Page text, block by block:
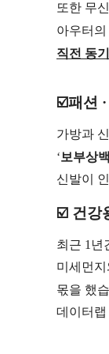
또한 무
아우터
직전 동
☑️패션
가방과
‘보부상
신발이
☑️ 건강
최근 1년
미세먼
몫을 했
데이터